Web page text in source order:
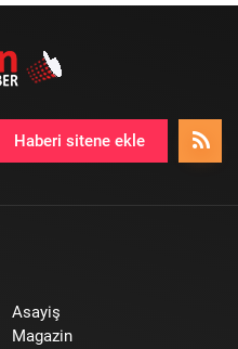
Haberi sitene ekle
Asayiş
Magazin